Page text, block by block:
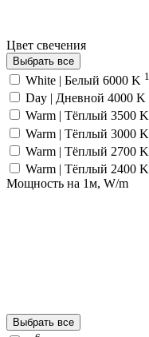
Цвет свечения
Выбрать все
White | Белый 6000 K 1
Day | Дневной 4000 K
Warm | Тёплый 3500 K
Warm | Тёплый 3000 K
Warm | Тёплый 2700 K
Warm | Тёплый 2400 K
Мощность на 1м, W/m
Выбрать все